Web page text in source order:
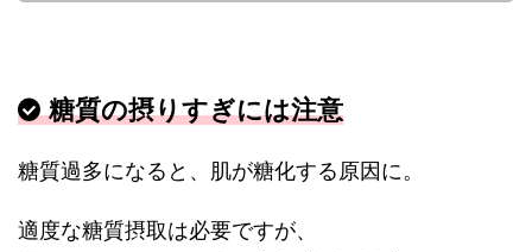
糖質の摂りすぎには注意
糖質過多になると、肌が糖化する原因に。
適度な糖質摂取は必要ですが、